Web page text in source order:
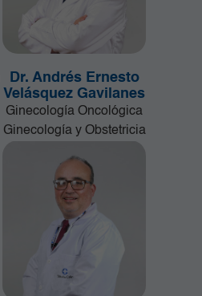
Dr. Andrés Ernesto
Velásquez Gavilanes
Ginecología Oncológica
Ginecología y Obstetricia